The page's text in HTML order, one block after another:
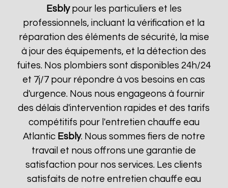
Esblypour les particuliers et les
professionnels, incluant la vérification et la
réparation des éléments de sécurité, la mise
à jour des équipements, et la détection des
fuites. Nos plombiers sont disponibles 24h/24
et 7j/7 pour répondre à vos besoins en cas
d'urgence. Nous nous engageons à fournir
des délais d'intervention rapides et des tarifs
compétitifs pour l'entretien chauffe eau
Atlantic Esbly. Nous sommes fiers de notre
travail et nous offrons une garantie de
satisfaction pour nos services. Les clients
satisfaits de notre entretien chauffe eau